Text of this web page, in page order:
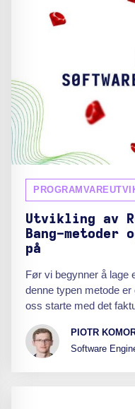
Utvikling av
Bang-metoder
på
Før vi begynner å lage
denne typen metode
oss starte med det
PIOTR
Software